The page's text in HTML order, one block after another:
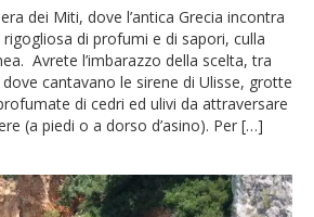
dei Miti, dove l’antica Grecia incontra
di profumi e di sapori, culla
Avrete l’imbarazzo della scelta, tra
cantavano le sirene di Ulisse, grotte
di cedri ed ulivi da attraversare
(a piedi o a dorso d’asino). Per […]